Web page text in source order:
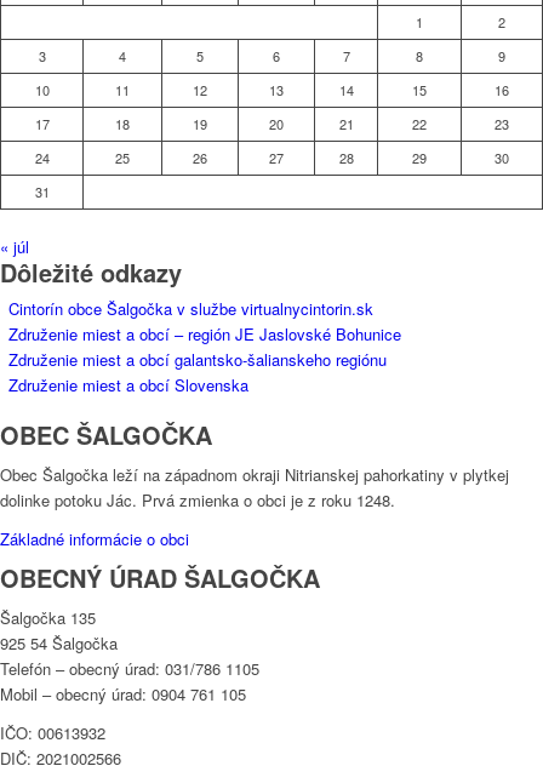
1
2
3
4 5 6 7 8
9
10
11 12 13 14 15
16
17
18 19 20 21 22
23
24
25 26 27 28 29
30
31
« júl
Dôležité odkazy
Cintorín obce Šalgočka v službe virtualnycintorin.sk
Združenie miest a obcí – región JE Jaslovské Bohunice
Združenie miest a obcí galantsko-šalianskeho regiónu
Združenie miest a obcí Slovenska
OBEC ŠALGOČKA
Obec Šalgočka leží na západnom okraji Nitrianskej pahorkatiny v plytkej
dolinke potoku Jác. Prvá zmienka o obci je z roku 1248.
Základné informácie o obci
OBECNÝ ÚRAD ŠALGOČKA
Šalgočka 135
925 54 Šalgočka
Telefón – obecný úrad: 031/786 1105
Mobil – obecný úrad: 0904 761 105
IČO: 00613932
DIČ: 2021002566